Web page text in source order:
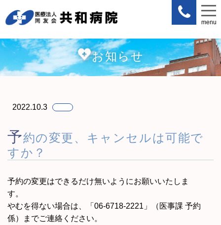
menu
お知らせ
2022.10.3
予約の変更、キャンセルは可能で
すか？
予約の変更はできるだけ無いようにお願いいたしま
す。
やむを得ない場合は、「06-6718-2221」（医事課 予約
係）までご連絡ください。